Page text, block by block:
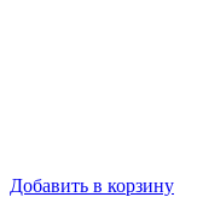
Добавить в корзину